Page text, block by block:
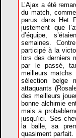
L’Ajax a été
du match,
parus dans Het
justement que
d’équipe,
semaines.
participé à la
lors des derniers
par le passé,
meilleurs matchs
sélection belge
attaquants
des meilleurs
bonne alchimie
mais a
jusqu’ici. Ses
la balle, sa
quasiment parfait.